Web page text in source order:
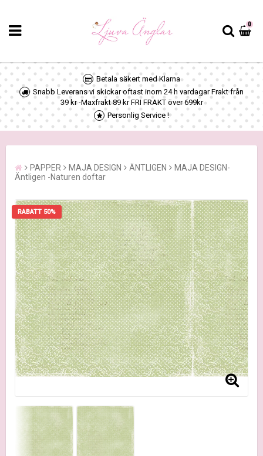
0
Betala säkert med Klarna
Snabb Leverans vi skickar oftast inom 24 h vardagar Frakt från
39 kr -Maxfrakt 89 kr FRI FRAKT över 699kr
Personlig Service !
PAPPER MAJA DESIGN ÄNTLIGEN
MAJA DESIGN-
Äntligen -Naturen doftar
RABATT 50%